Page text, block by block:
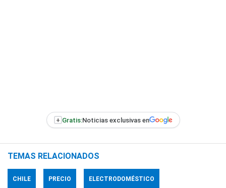
+ Gratis:Noticias exclusivas en
TEMAS RELACIONADOS
CHILE PRECIO ELECTRODOMÉSTICO